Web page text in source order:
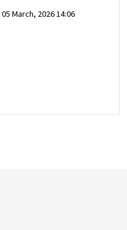
05 March, 2026 14:06